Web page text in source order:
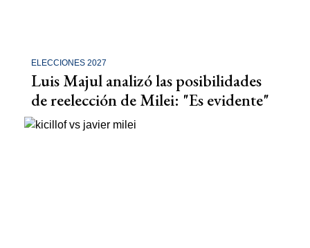
ELECCIONES 2027
Luis Majul analizó las posibilidades
de reelección de Milei: "Es evidente"